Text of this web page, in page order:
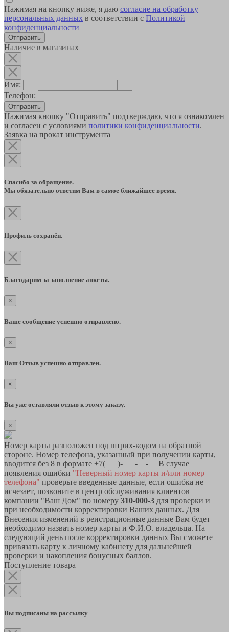
Нажимая на кнопку ниже, я даю согласие на обработку
персональных данных в соответствии с Политикой
конфиденциальности
Наличие в магазинах
Имя:
Телефон:
Отправить
Нажимая кнопку "Отправить" подтверждаю, что я ознакомлен
и согласен с условиями политики конфиденциальности.
Заявка на прокат инструмента
Спасибо за обращение.
Мы обязательно ответим Вам в самое ближайшее время.
Профиль сохранён.
Благодарим за заполнение анкеты.
×
Ваше сообщение успешно отправлено.
×
Ваш Отзыв успешно отправлен.
×
Вы уже оставляли отзыв к этому заказу.
×
Номер карты разположен под штрих-кодом на обратной
стороне. Номер телефона, указанный при получении карты,
вводится без 8 в формате +7(___)-___-__-__ В случае
появления ошибки "Неверный номер карты и/или номер
телефона" проверьте введенные данные, если ошибка не
исчезает, позвоните в центр обслуживания клиентов
компании "Ваш Дом" по номеру 310-000-3 для проверки и
при необходимости корректировки Ваших данных. Для
Внесения изменений в реистрационные данные Вам будет
необходимо назвать номер карты и Ф.И.О. владельца. На
следующий день после корректировки данных Вы сможете
привязать карту к личному кабинету для дальнейшей
проверки и накопления бонусных баллов.
Поступление товара
Вы подписаны на рассылку